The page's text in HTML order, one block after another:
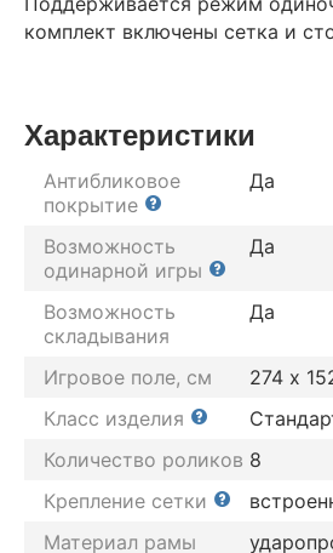
комплект включены сетка и
Характеристики
Антибликовое
покрытие
Да
Возможность
одинарной игры
Да
Возможность
складывания
Да
Игровое поле, см
274 х
Класс изделия
Количество роликов 8
Крепление сетки
Материал рамы